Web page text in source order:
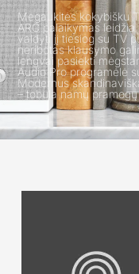
Mėgaukitės kokybišku
ARC palaikymas
valdyti jį tiesiog su TV
neribotas klausymo
lengvai pasiekti
Audio Pro programėlė
Modernus
– tobula namų